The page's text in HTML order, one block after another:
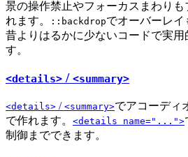
景の操作禁止やフォーカスまわりも
れます。
::backdropでオーバーレイ
昔よりはるかに少ないコードで実用
す。
<details> / <summary>
<details> / <summary>でアコーディ
で作れます。 <details name="...">
制御までできます。